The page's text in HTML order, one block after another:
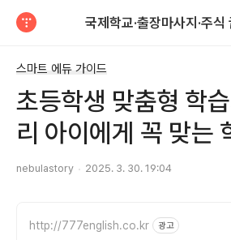
스마트 에듀 가이드
초등학생 맞춤형 학
리 아이에게 꼭 맞는
nebulastory 2025. 3. 30. 19:04
http://777english.co.kr 광고